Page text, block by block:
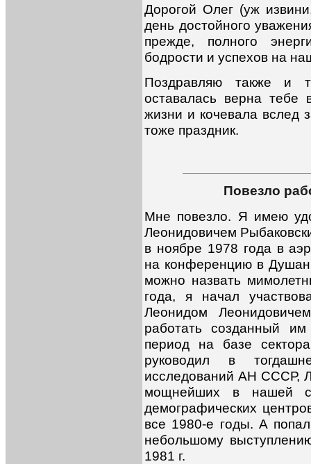
Дорогой Олег (уж
день достойного
прежде, полного
бодрости и успехов на
Поздравляю также и
оставалась верна тебе
жизни и кочевала вслед
тоже праздник.
Повезло
Мне повезло. Я имею
Леонидовичем
в ноябре 1978 года в
на конференцию в
можно назвать
года, я начал
Леонидом
работать созданный
период на базе
руководил в
исследований АН СССР,
мощнейших в нашей
демографических
все 1980-е годы. А
небольшому
1981 г.